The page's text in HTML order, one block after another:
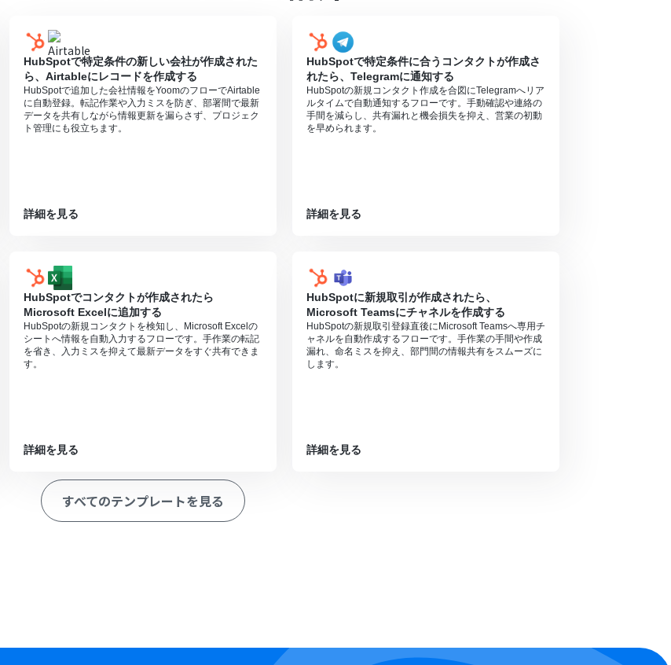
動間隔を選択できます。
のAPI有料プランの契約が必要です。（APIが使用されたときに支払いができる状態）
、API疎通時のトークンにより従量課金される仕組みとなっています。そのため、API使用時にお支払いが行え
さい。
能（オペレーション）となっております。フリープランの場合は設定しているフローボットのオペレーションは
ルを行うことが可能です。無料トライアル中には制限対象のアプリや機能（オペレーション）を使用すること
HubSpotで特定条件の新しい会社が作成された
ら、Airtableにレコードを作成する
HubSpotで追加した会社情報をYoomのフローでAirtable
に自動登録。転記作業や入力ミスを防ぎ、部署間で最新
データを共有しながら情報更新を漏らさず、プロジェク
ト管理にも役立ちます。
詳細を見る
HubSpotで特定条件に合うコンタクトが作成さ
れたら、Telegramに通知する
HubSpotの新規コンタクト作成を合図にTelegramへリア
ルタイムで自動通知するフローです。手動確認や連絡の
手間を減らし、共有漏れと機会損失を抑え、営業の初動
を早められます。
詳細を見る
HubSpotでコンタクトが作成されたら
Microsoft Excelに追加する
HubSpotの新規コンタクトを検知し、Microsoft Excelの
シートへ情報を自動入力するフローです。手作業の転記
を省き、入力ミスを抑えて最新データをすぐ共有できま
す。
詳細を見る
HubSpotに新規取引が作成されたら、
Microsoft Teamsにチャネルを作成する
HubSpotの新規取引登録直後にMicrosoft Teamsへ専用チ
ャネルを自動作成するフローです。手作業の手間や作成
漏れ、命名ミスを抑え、部門間の情報共有をスムーズに
します。
詳細を見る
すべてのテンプレートを見る